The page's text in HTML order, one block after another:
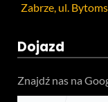
Zabrze, ul.
Dojazd
Znajdź nas na